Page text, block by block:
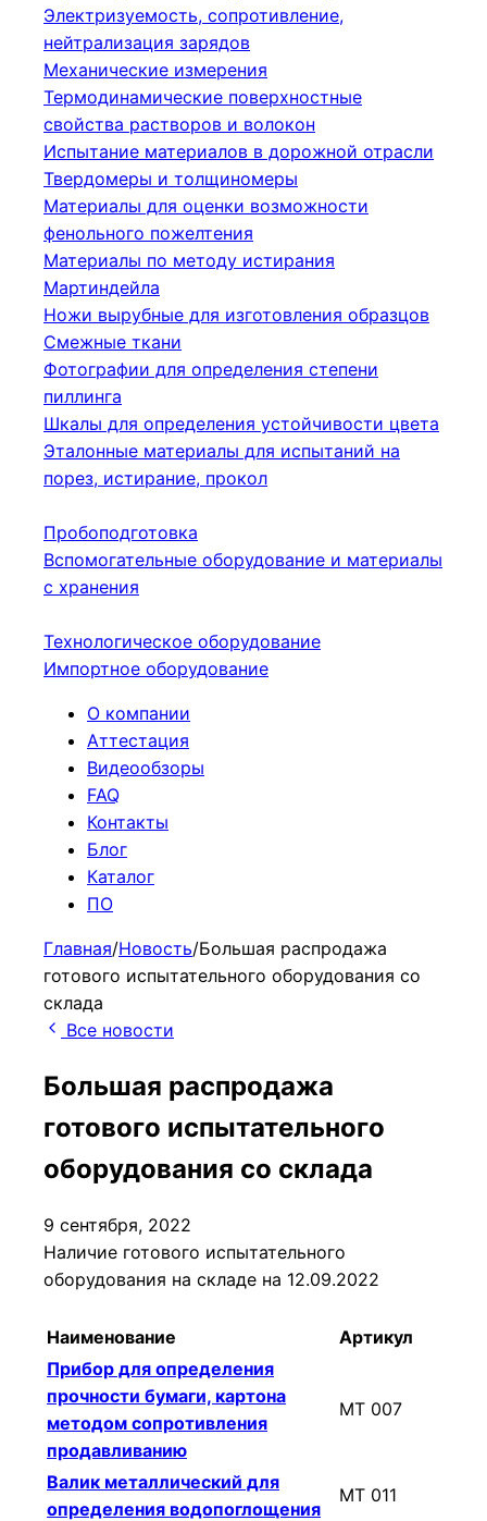
Электризуемость, сопротивление,
нейтрализация зарядов
Механические измерения
Термодинамические поверхностные
свойства растворов и волокон
Испытание материалов в дорожной отрасли
Твердомеры и толщиномеры
Материалы для оценки возможности
фенольного пожелтения
Материалы по методу истирания
Мартиндейла
Ножи вырубные для изготовления образцов
Смежные ткани
Фотографии для определения степени
пиллинга
Шкалы для определения устойчивости цвета
Эталонные материалы для испытаний на
порез, истирание, прокол
Пробоподготовка
Вспомогательные оборудование и материалы
с хранения
Технологическое оборудование
Импортное оборудование
О компании
Аттестация
Видеообзоры
FAQ
Контакты
Блог
Каталог
ПО
Главная/Новость/Большая распродажа
готового испытательного оборудования со
склада
Все новости
Большая распродажа
готового испытательного
оборудования со склада
9 сентября, 2022
Наличие готового испытательного
оборудования на складе на 12.09.2022
Наименование
Артикул
Прибор для определения
прочности бумаги, картона
методом сопротивления
продавливанию
МТ 007
Валик металлический для
определения водопоглощения
МТ 011